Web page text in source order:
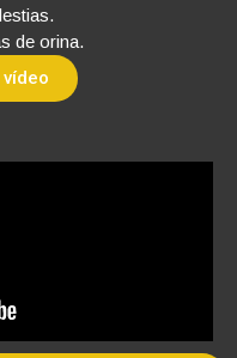
de orina.